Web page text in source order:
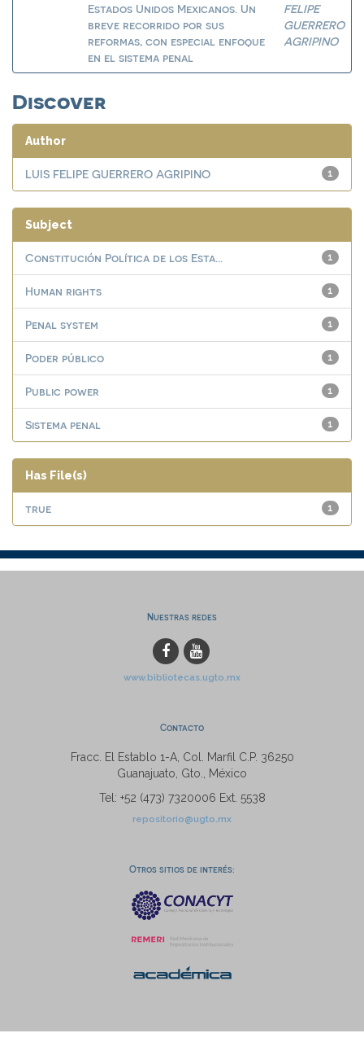
Estados Unidos Mexicanos. Un
breve recorrido por sus
reformas, con especial enfoque
en el sistema penal
FELIPE
GUERRERO
AGRIPINO
Discover
Author
1
LUIS FELIPE GUERRERO AGRIPINO
Subject
1
Constitución Política de los Esta...
1
Human rights
1
Penal system
1
Poder público
1
Public power
1
Sistema penal
Has File(s)
1
true
Nuestras redes
www.bibliotecas.ugto.mx
Contacto
Fracc. El Establo 1-A, Col. Marfil C.P. 36250
Guanajuato, Gto., México
Tel: +52 (473) 7320006 Ext. 5538
repositorio@ugto.mx
Otros sitios de interés: